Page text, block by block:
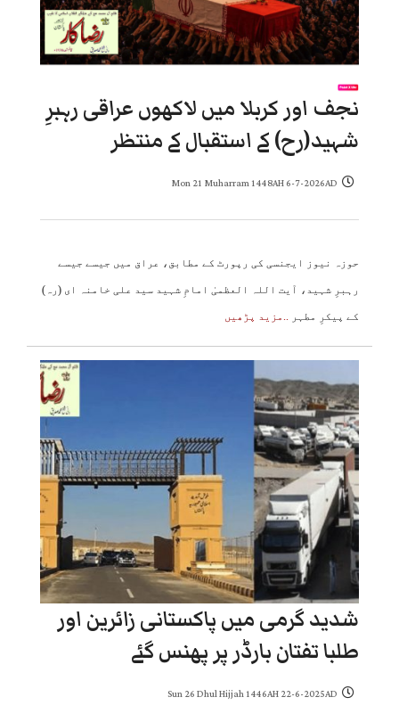
نجف اور کربلا میں لاکھوں عراقی رہبرِ
شہید(رح) کے استقبال کے منتظر
Mon 21 Muharram 1448AH 6-7-2026AD
حوزہ نیوز ایجنسی کی رپورٹ کے مطابق، عراق میں جیسے جیسے
رہبرِ شہید، آیت اللہ العظمیٰ امامِ شہید سید علی خامنہ ای (رہ)
کے پیکرِ مطہر ..مزید پڑھیں
شدید گرمی میں پاکستانی زائرین اور
طلبا تفتان بارڈر پر پھنس گئے
Sun 26 Dhul Hijjah 1446AH 22-6-2025AD